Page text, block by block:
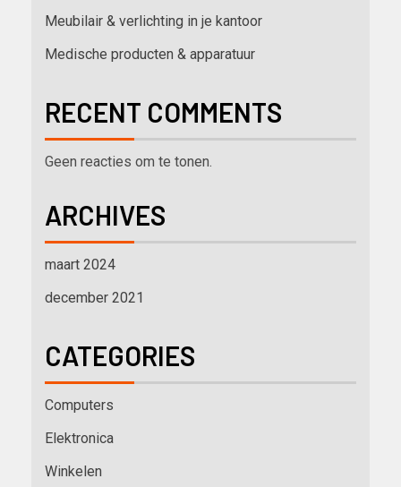
Meubilair & verlichting in je kantoor
Medische producten & apparatuur
RECENT COMMENTS
Geen reacties om te tonen.
ARCHIVES
maart 2024
december 2021
CATEGORIES
Computers
Elektronica
Winkelen